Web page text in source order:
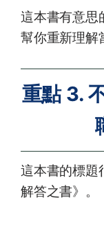
這本書有意思
幫你重新理解
重點 3.
這本書的標題
解答之書》。